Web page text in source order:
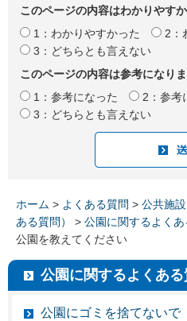
このページの内容はわかりやす
1：わかりやすかった
2：
3：どちらとも言えない
このページの内容は参考になり
1：参考になった
2：参考
3：どちらとも言えない
ホーム > よくある質問 > 公共施
ある質問）
> 公園に関するよく
公園を教えてください
公園に関するよくあ
公園にゴミを捨てないで